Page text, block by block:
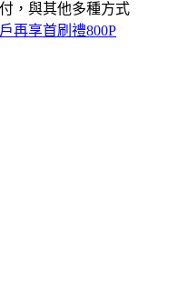
，與其他多種方式
再享首刷禮800P